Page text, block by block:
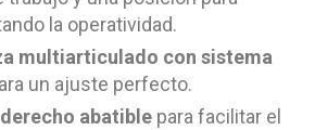
la operatividad.
multiarticulado con sistema
un ajuste perfecto.
abatible para facilitar el